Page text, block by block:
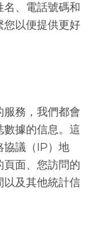
、電話號碼和
您以便提供更好
務，我們都會
據的信息。這
議（IP）地
面、您訪問的
以及其他統計信